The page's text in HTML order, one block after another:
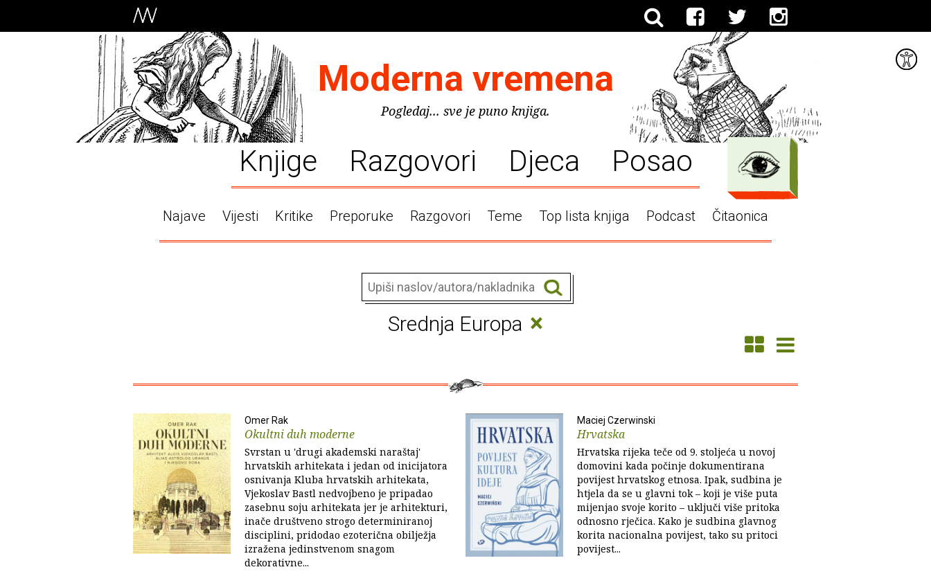
Moderna vremena
Pogledaj... sve je puno knjiga.
Knjige Razgovori Djeca Posao
Najave Vijesti Kritike Preporuke Razgovori Teme Top lista knjiga Podcast Čitaonica
Srednja Europa ×
Omer Rak
Okultni duh moderne
Svrstan u 'drugi akademski naraštaj'
hrvatskih arhitekata i jedan od inicijatora
osnivanja Kluba hrvatskih arhitekata,
Vjekoslav Bastl nedvojbeno je pripadao
zasebnu soju arhitekata jer je arhitekturi,
inače društveno strogo determiniranoj
disciplini, pridodao ezoterična obilježja
izražena jedinstvenom snagom
dekorativne...
Maciej Czerwinski
Hrvatska
Hrvatska rijeka teče od 9. stoljeća u novoj
domovini kada počinje dokumentirana
povijest hrvatskog etnosa. Ipak, sudbina je
htjela da se u glavni tok – koji je više puta
mijenjao svoje korito – uključi više pritoka
odnosno rječica. Kako je sudbina glavnog
korita nacionalna povijest, tako su pritoci
povijest...